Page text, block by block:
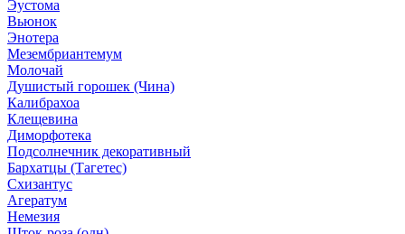
Эустома
Вьюнок
Энотера
Мезембриантемум
Молочай
Душистый горошек (Чина)
Калибрахоа
Клещевина
Диморфотека
Подсолнечник декоративный
Бархатцы (Тагетес)
Схизантус
Агератум
Немезия